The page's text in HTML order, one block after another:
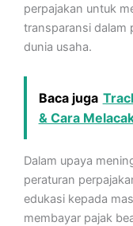
perpajakan untuk
transparansi dalam
dunia usaha.
Baca juga
& Cara
Dalam upaya
peraturan
edukasi kepada
membayar pajak